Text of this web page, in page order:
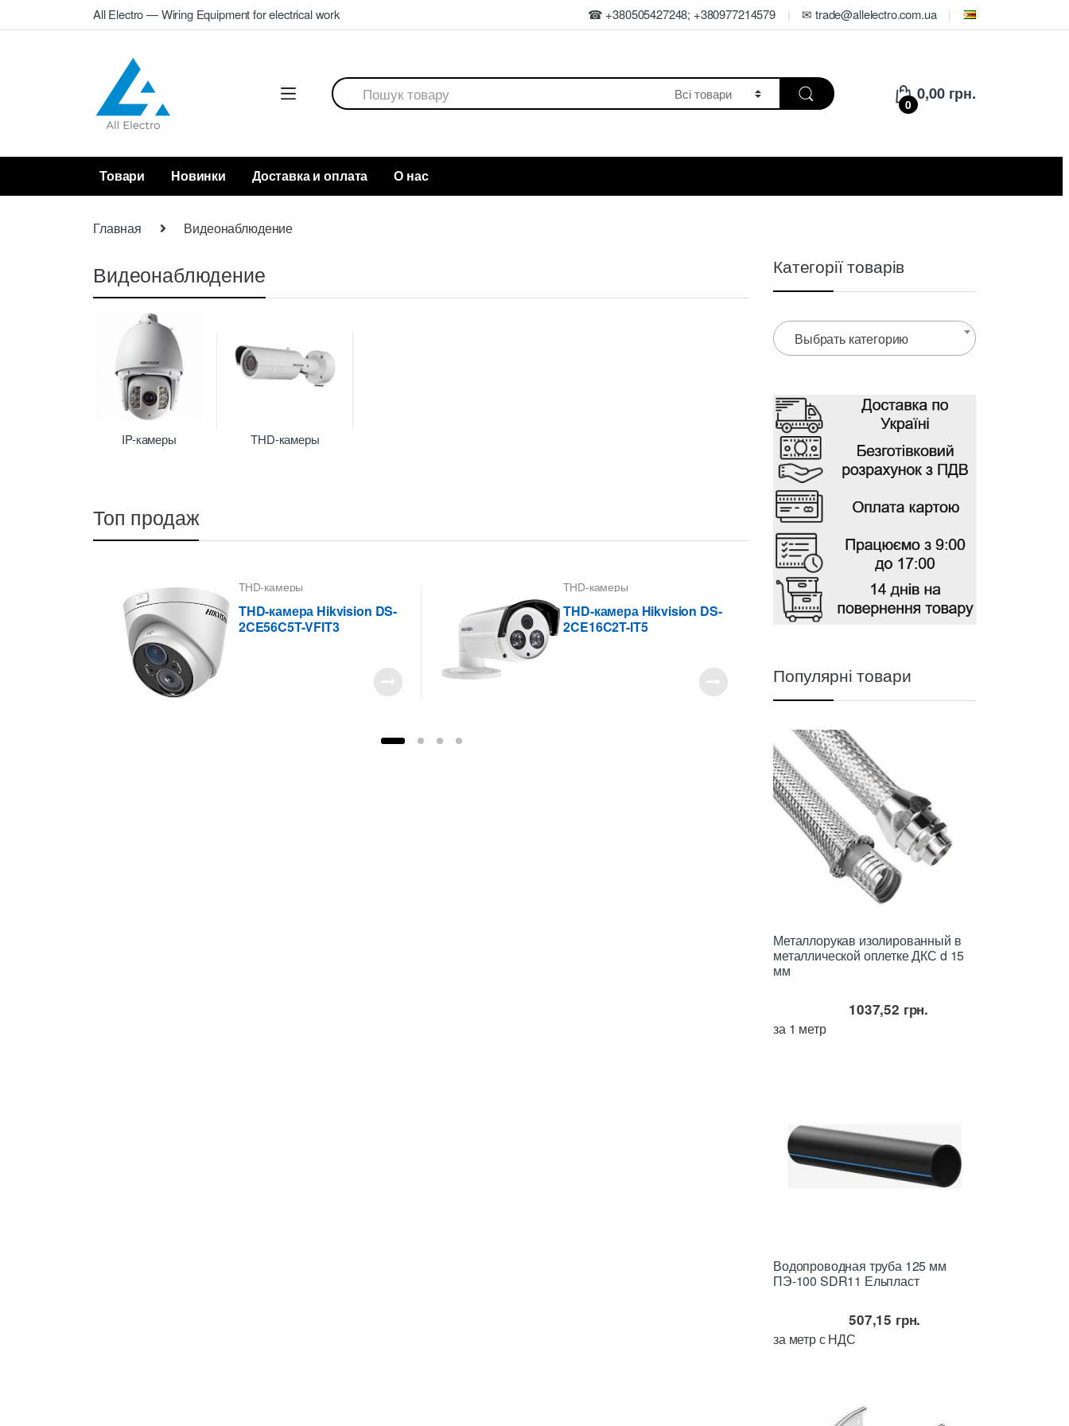
to
to
All Electro — Wiring Equipment for electrical work ☎ +380505427248; +380977214579 ✉ trade@allelectro.com.ua
Search
for:
0
0,00 грн.
Товари Новинки Доставка и оплата О нас
Главная Видеонаблюдение
Видеонаблюдение
IP-камеры THD-камеры
Топ продаж
THD-камеры
THD-камера Hikvision DS-
2CE56C5T-VFIT3
THD-камеры
THD-камера Hikvision DS-
2CE16C2T-IT5
THD-камеры
THD-камера Hikvision DS-
Категорії товарів
Выбрать категорию
Популярні товари
Металлорукав изолированный в
металлической оплетке ДКС d 15
мм
1037,52 грн.
за 1 метр
Водопроводная труба 125 мм
ПЭ-100 SDR11 Ельпласт
507,15 грн.
за метр с НДС